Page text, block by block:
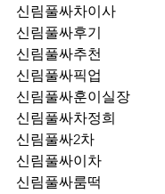
신림풀싸차이사
신림풀싸후기
신림풀싸추천
신림풀싸훈이실장
신림풀싸차정희
신림풀싸2차
신림풀싸이차
신림풀싸룸떡